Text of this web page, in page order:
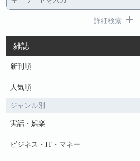
詳細検索
雑誌
新刊順
人気順
ジャンル別
実話・娯楽
ビジネス・IT・マネー